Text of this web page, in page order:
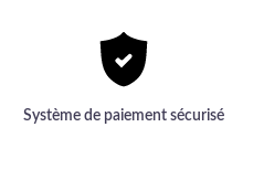
Système de paiement sécurisé